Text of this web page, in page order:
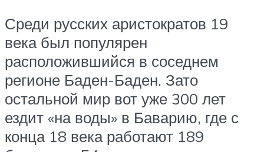
Среди русских аристократов 19
века был популярен
расположившийся в соседнем
регионе Баден-Баден. Зато
остальной мир вот уже 300 лет
ездит «на воды» в Баварию, где с
конца 18 века работают 189